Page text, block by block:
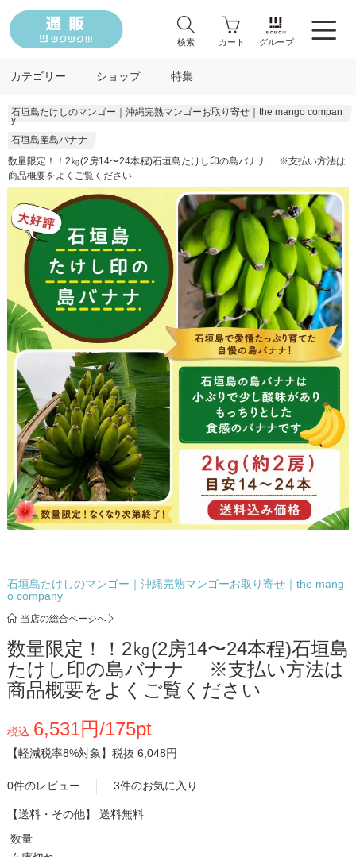
検索 カート グループ
カテゴリー ショップ 特集
石垣島たけしのマンゴー｜沖縄完熟マンゴーお取り寄せ｜the mango compan
y
石垣島産島バナナ
数量限定！！2㎏(2房14〜24本程)石垣島たけし印の島バナナ ※支払い方法は
商品概要をよくご覧ください
石垣島たけしのマンゴー｜沖縄完熟マンゴーお取り寄せ｜the mang
o company
当店の総合ページへ
数量限定！！2㎏(2房14〜24本程)石垣島
たけし印の島バナナ ※支払い方法は
商品概要をよくご覧ください
税込 6,531円/175pt
【軽減税率8%対象】 税抜 6,048円
0件のレビュー 3件のお気に入り
【送料・その他】 送料無料
数量